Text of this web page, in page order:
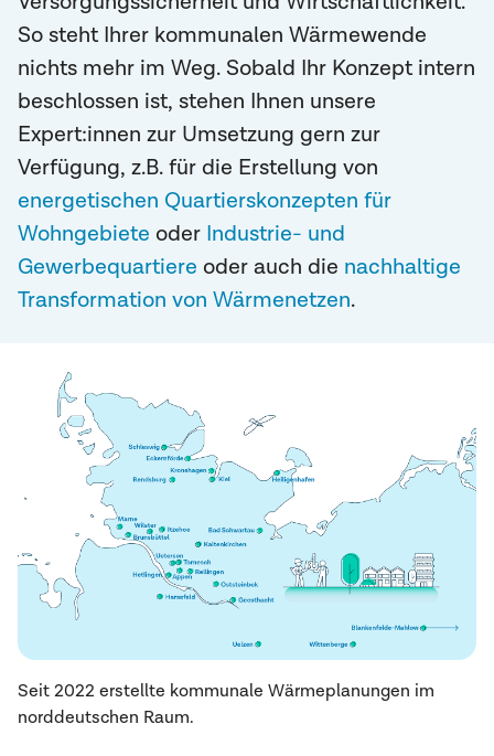
So steht Ihrer kommunalen Wärmewende
nichts mehr im Weg. Sobald Ihr Konzept intern
beschlossen ist, stehen Ihnen unsere
Expert:innen zur Umsetzung gern zur
Verfügung, z.B. für die Erstellung von
energetischen Quartierskonzepten für
Wohngebiete oder Industrie- und
Gewerbequartiere oder auch die nachhaltige
Transformation von Wärmenetzen.
Seit 2022 erstellte kommunale Wärmeplanungen im
norddeutschen Raum.